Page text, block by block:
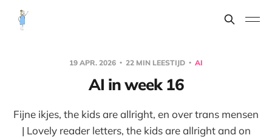
19 APR. 2026 22 MIN LEESTIJD AI
AI in week 16
Fijne ikjes, the kids are allright, en over trans mensen
| Lovely reader letters, the kids are allright and on